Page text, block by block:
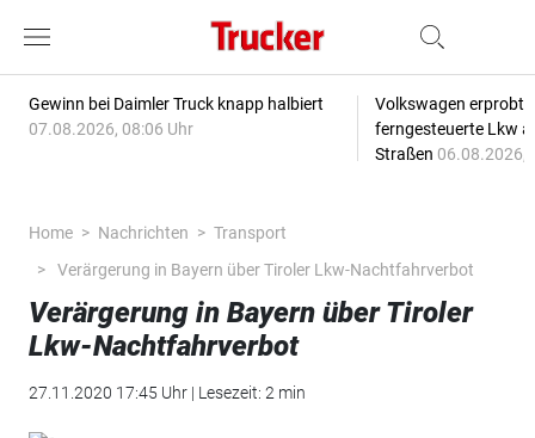
Gewinn bei Daimler Truck knapp halbiert
07.08.2026, 08:06 Uhr
Volkswagen erprobt
ferngesteuerte Lkw
Straßen 06.08.2026,
Home Nachrichten
Transport
Verärgerung in Bayern über Tiroler Lkw-Nachtfahrverbot
Verärgerung in Bayern über Tiroler
Lkw-Nachtfahrverbot
27.11.2020 17:45 Uhr | Lesezeit: 2 min